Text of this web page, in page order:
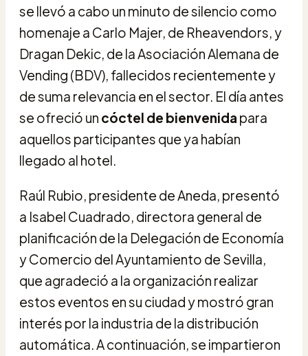
se llevó a cabo un minuto de silencio como
homenaje a Carlo Majer, de Rheavendors, y
Dragan Dekic, de la Asociación Alemana de
Vending (BDV), fallecidos recientemente y
de suma relevancia en el sector. El día antes
se ofreció un cóctel de bienvenida para
aquellos participantes que ya habían
llegado al hotel.
Raúl Rubio, presidente de Aneda, presentó
a Isabel Cuadrado, directora general de
planificación de la Delegación de Economía
y Comercio del Ayuntamiento de Sevilla,
que agradeció a la organización realizar
estos eventos en su ciudad y mostró gran
interés por la industria de la distribución
automática. A continuación, se impartieron